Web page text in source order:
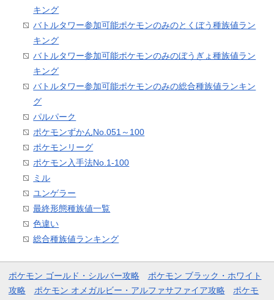
キング
バトルタワー参加可能ポケモンのみのとくぼう種族値ラン
キング
バトルタワー参加可能ポケモンのみのぼうぎょ種族値ラン
キング
バトルタワー参加可能ポケモンのみの総合種族値ランキン
グ
パルパーク
ポケモンずかんNo.051～100
ポケモンリーグ
ポケモン入手法No.1-100
ミル
ユンゲラー
最終形態種族値一覧
色違い
総合種族値ランキング
ポケモン ゴールド・シルバー攻略
ポケモン ブラック・ホワイト
攻略
ポケモン オメガルビー・アルファサファイア攻略
ポケモ